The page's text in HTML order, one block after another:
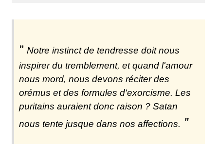
Notre instinct de tendresse doit nous
inspirer du tremblement, et quand l'amour
nous mord, nous devons réciter des
orémus et des formules d'exorcisme. Les
puritains auraient donc raison ? Satan
nous tente jusque dans nos affections.